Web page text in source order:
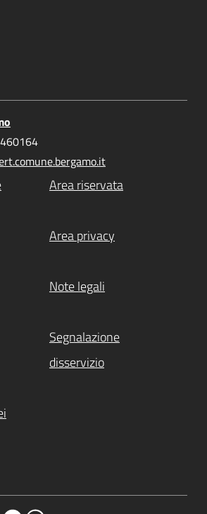
Area riservata
Area privacy
Note legali
Segnalazione
disservizio